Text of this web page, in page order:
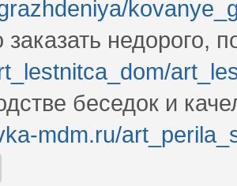
недорого,
беседок и
mdm.ru/